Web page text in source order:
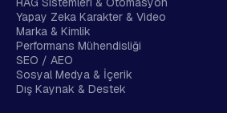
Yapay Zeka Karakter & Video
Marka & Kimlik
Performans Mühendisliği
SEO / AEO
Sosyal Medya & İçerik
Dış Kaynak & Destek